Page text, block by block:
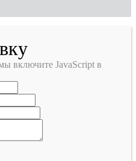
включите JavaScript в